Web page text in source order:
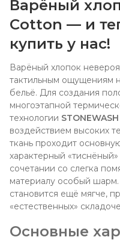
Варёный
Cotton — и
купить у нас!
Варёный хлопок
тактильным ощущениям
бельё. Для создания
многоэтапной
технологии STONEWASH
воздействием высоких
ткань проходит
характерный
сочетании со слегка
материалу особый
становится ещё мягче,
«естественных»
Основные